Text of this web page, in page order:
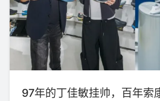
97年的丁佳敏挂帅，百年索